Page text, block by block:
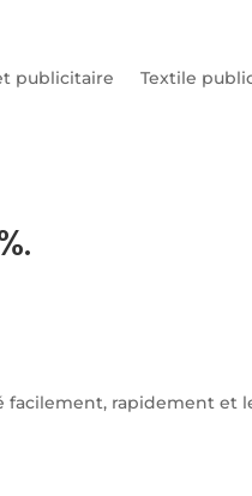
publicitaire Textile
facilement, rapidement et